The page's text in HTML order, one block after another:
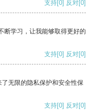
支持[0] 反对[0]
断学习，让我能够取得更好的
支持[0] 反对[0]
无限的隐私保护和安全性保
支持[0] 反对[0]